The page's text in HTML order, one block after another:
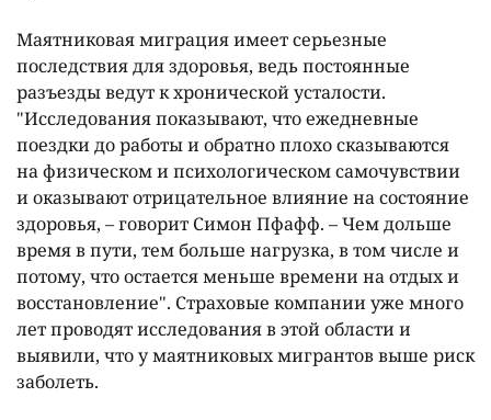
Маятниковая миграция имеет серьезные
последствия для здоровья, ведь постоянные
разъезды ведут к хронической усталости.
"Исследования показывают, что ежедневные
поездки до работы и обратно плохо сказываются
на физическом и психологическом самочувствии
и оказывают отрицательное влияние на состояние
здоровья, – говорит Симон Пфафф. – Чем дольше
время в пути, тем больше нагрузка, в том числе и
потому, что остается меньше времени на отдых и
восстановление". Страховые компании уже много
лет проводят исследования в этой области и
выявили, что у маятниковых мигрантов выше риск
заболеть.